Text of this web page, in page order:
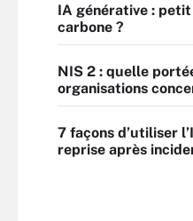
IA générative :
carbone ?
NIS 2 : quelle
organisations
7 façons d’utiliser
reprise après